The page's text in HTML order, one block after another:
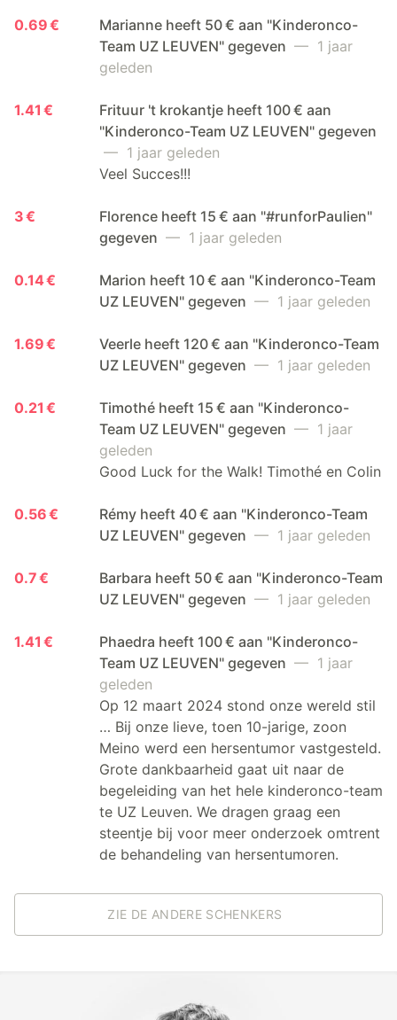
0.69 €
Marianne heeft 50 € aan "Kinderonco-
Team UZ LEUVEN" gegeven — 1 jaar
geleden
1.41 €
Frituur 't krokantje heeft 100 € aan
"Kinderonco-Team UZ LEUVEN" gegeven
— 1 jaar geleden
Veel Succes!!!
3 €
Florence heeft 15 € aan "#runforPaulien"
gegeven — 1 jaar geleden
0.14 €
Marion heeft 10 € aan "Kinderonco-Team
UZ LEUVEN" gegeven — 1 jaar geleden
1.69 €
Veerle heeft 120 € aan "Kinderonco-Team
UZ LEUVEN" gegeven — 1 jaar geleden
0.21 €
Timothé heeft 15 € aan "Kinderonco-
Team UZ LEUVEN" gegeven — 1 jaar
geleden
Good Luck for the Walk! Timothé en Colin
0.56 €
Rémy heeft 40 € aan "Kinderonco-Team
UZ LEUVEN" gegeven — 1 jaar geleden
0.7 €
Barbara heeft 50 € aan "Kinderonco-Team
UZ LEUVEN" gegeven — 1 jaar geleden
1.41 €
Phaedra heeft 100 € aan "Kinderonco-
Team UZ LEUVEN" gegeven — 1 jaar
geleden
Op 12 maart 2024 stond onze wereld stil
… Bij onze lieve, toen 10-jarige, zoon
Meino werd een hersentumor vastgesteld.
Grote dankbaarheid gaat uit naar de
begeleiding van het hele kinderonco-team
te UZ Leuven. We dragen graag een
steentje bij voor meer onderzoek omtrent
de behandeling van hersentumoren.
ZIE DE ANDERE SCHENKERS